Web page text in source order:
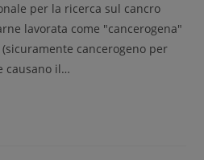
per la ricerca sul cancro
lavorata come "cancerogena"
cancerogeno per
causano il…